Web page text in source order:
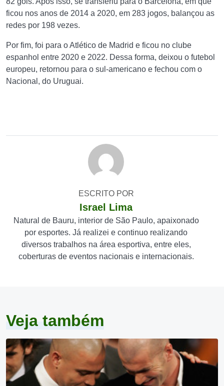
ficou nos anos de 2014 a 2020, em 283 jogos, balançou as
redes por 198 vezes.
Por fim, foi para o Atlético de Madrid e ficou no clube
espanhol entre 2020 e 2022. Dessa forma, deixou o futebol
europeu, retornou para o sul-americano e fechou com o
Nacional, do Uruguai.
ESCRITO POR
Israel Lima
Natural de Bauru, interior de São Paulo, apaixonado
por esportes. Já realizei e continuo realizando
diversos trabalhos na área esportiva, entre eles,
coberturas de eventos nacionais e internacionais.
Veja também